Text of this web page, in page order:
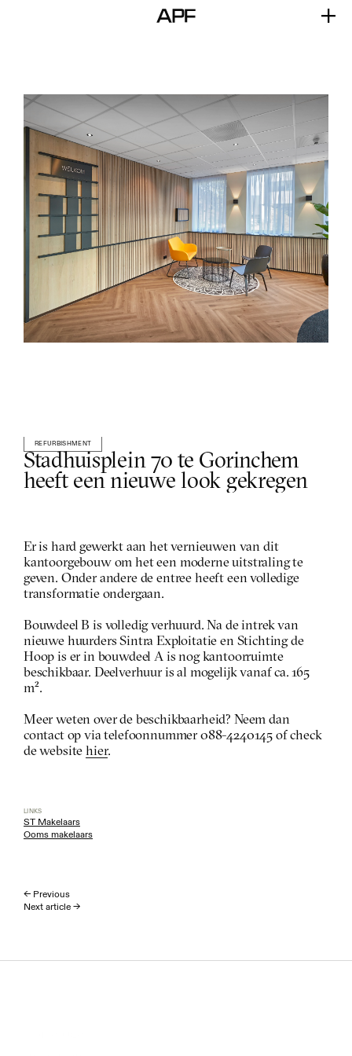
REFURBISHMENT
Stadhuisplein 70 te Gorinchem
heeft een nieuwe look gekregen
Er is hard gewerkt aan het vernieuwen van dit
kantoorgebouw om het een moderne uitstraling te
geven. Onder andere de entree heeft een volledige
transformatie ondergaan.
Bouwdeel B is volledig verhuurd. Na de intrek van
nieuwe huurders Sintra Exploitatie en Stichting de
Hoop is er in bouwdeel A is nog kantoorruimte
beschikbaar. Deelverhuur is al mogelijk vanaf ca. 165
m².
Meer weten over de beschikbaarheid? Neem dan
contact op via telefoonnummer 088-4240145 of check
de website hier.
LINKS
ST Makelaars
Ooms makelaars
← Previous
Next article →